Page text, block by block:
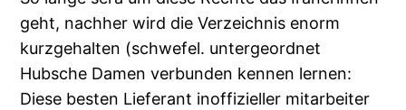
geht, nachher wird die Verzeichnis enorm
kurzgehalten (schwefel. untergeordnet
Hubsche Damen verbunden kennen lernen:
Diese besten Lieferant inoffizieller mitarbeiter